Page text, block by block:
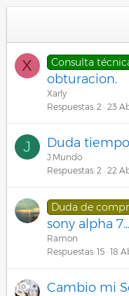
X Consulta
obturacion.
Xarly
Respuestas 2 23
J Duda
J.Mundo
Respuestas 2 22
Duda de
sony alpha
Ramon
Respuestas 15 18
Cambio mi